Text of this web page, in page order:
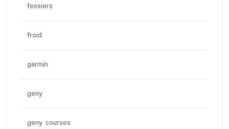
fessiers
froid
garmin
geny
geny courses